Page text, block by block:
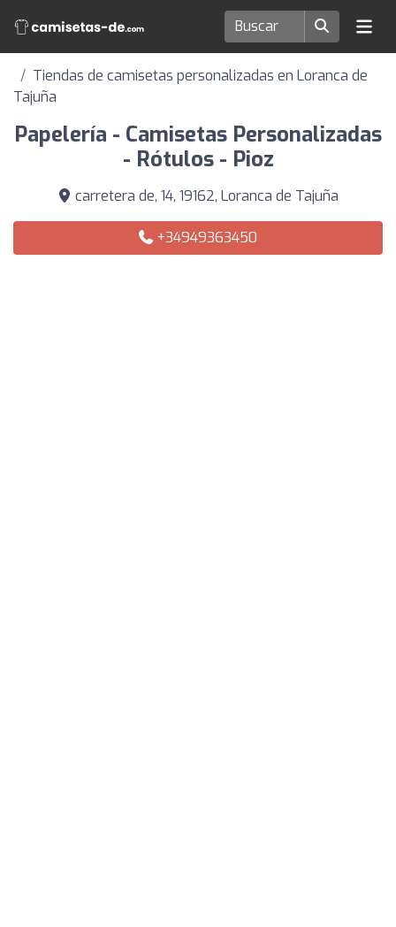
Tiendas de camisetas personalizadas en Loranca de
Tajuña
Papelería - Camisetas Personalizadas
- Rótulos - Pioz
carretera de, 14, 19162, Loranca de Tajuña
+34949363450